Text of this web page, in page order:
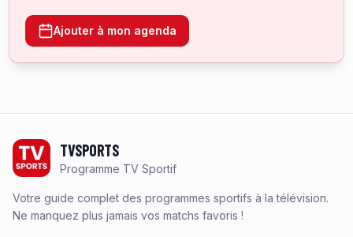
Ajouter à mon agenda
TVSPORTS
Programme TV Sportif
Votre guide complet des programmes sportifs à la télévision.
Ne manquez plus jamais vos matchs favoris !